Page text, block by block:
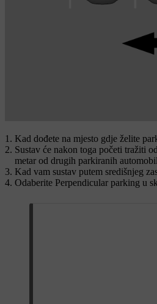
Kad dođete na mjesto gdje želite
Sustav će nakon toga početi tražiti
metar od drugih parkiranih
Kad vam sustav putem središnjeg
Odaberite Perpendicular parking u